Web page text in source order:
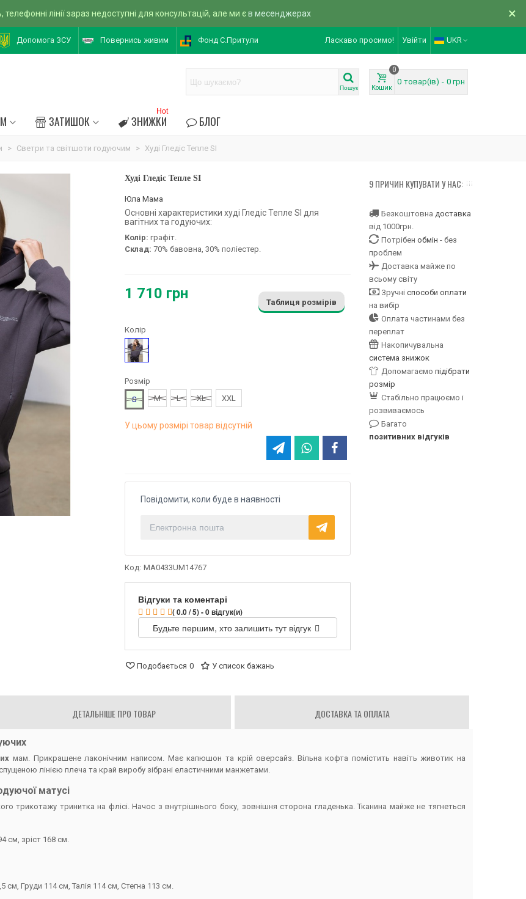
лінії зараз недоступні для консультацій, але ми єв месенджерах ×
Допомога ЗСУ Повернись живим Фонд С.Притули Ласкаво просимо! Увійти UKR
Пошук Кошик
0
0 товар(ів) - 0 грн
ЗАТИШОК ЗНИЖКИ
Hot
БЛОГ
> Светри та світшоти годуючим > Худі Гледіс Тепле SI
Худі Гледіс Тепле SI
Юла Мама
Основні характеристики худі Гледіс Тепле SI для
вагітних та годуючих:
Колір: графіт.
Склад: 70% бавовна, 30% поліестер.
1 710 грн
Таблиця розмірів
Колір
Сірий
Розмір
S
M L XL XXL
У цьому розмірі товар відсутній
Повідомити, коли буде в наявності
Код: MA0433UM14767
Відгуки та коментарі
( 0.0 / 5) - 0 відгук(и)
Будьте першим, хто залишить тут відгук
Подобається 0 У список бажань
9 ПРИЧИН КУПУВАТИ У НАС:
Безкоштовна доставка
від 1000грн.
Потрібен обмін - без
проблем
Доставка майже по
всьому світу
Зручні способи оплати
на вибір
Оплата частинами без
переплат
Накопичувальна
система знижок
Допомагаємо підібрати
розмір
Стабільно працюємо і
розвиваємось
Багато
позитивних відгуків
ДЕТАЛЬНІШЕ ПРО ТОВАР ДОСТАВКА ТА ОПЛАТА
мам. Прикрашене лаконічним написом. Має капюшон та крій оверсайз. Вільна кофта помістить навіть животик на
лінією плеча та край виробу зібрані еластичними манжетами.
матусі
трикотажу тринитка на флісі. Начос з внутрішнього боку, зовнішня сторона гладенька. Тканина майже не тягнеться
см, зріст 168 см.
Груди 114 см, Талія 114 см, Стегна 113 см.